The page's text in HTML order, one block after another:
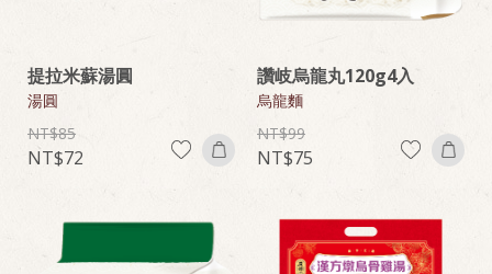
提拉米蘇湯圓
湯圓
85
72
讚岐烏龍丸120g4入
烏龍麵
99
75